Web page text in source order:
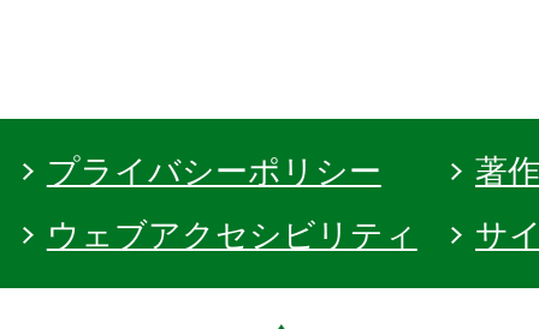
プライバシーポリシー
著
ウェブアクセシビリティ
サ